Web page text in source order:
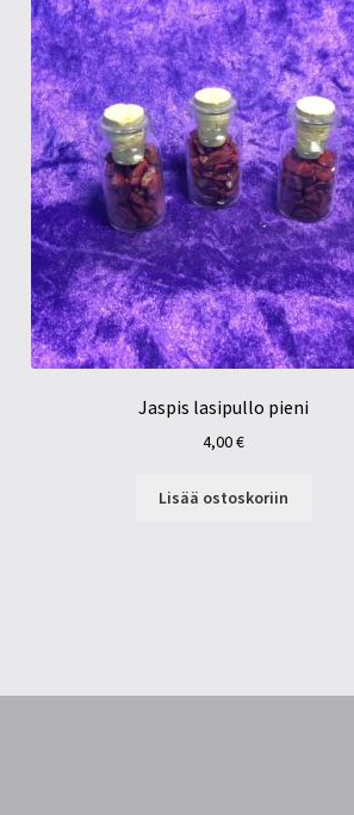
Jaspis lasipullo pieni
4,00€
Lisää ostoskoriin